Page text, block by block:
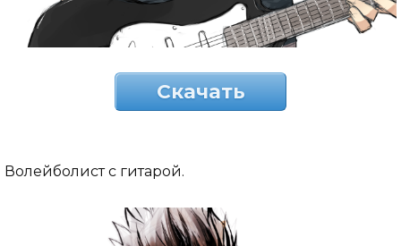
Скачать
Волейболист с гитарой.